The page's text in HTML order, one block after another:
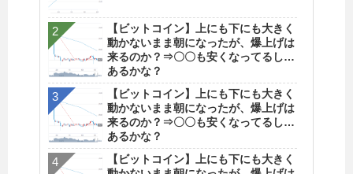
【ビットコイン】上にも下にも大きく
動かないまま朝になったが、爆上げは
来るのか？⇒〇〇も安くなってるし…
あるかな？
【ビットコイン】上にも下にも大きく
動かないまま朝になったが、爆上げは
来るのか？⇒〇〇も安くなってるし…
あるかな？
【ビットコイン】上にも下にも大きく